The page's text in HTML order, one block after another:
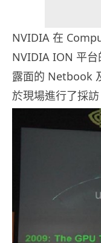
NVIDIA 在
NVIDIA ION 平
露面的 Netbook
於現場進行了採